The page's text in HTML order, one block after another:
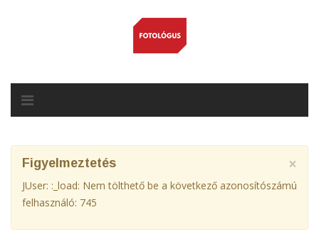
×
Figyelmeztetés
JUser: :_load: Nem tölthető be a következő azonosítószámú
felhasználó: 745